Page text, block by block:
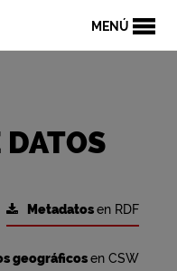
MENÚ
DATOS
Metadatosen RDF
geográficosen CSW